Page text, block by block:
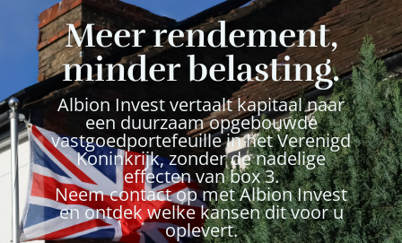
Meer rendement,
minder belasting.
Albion Invest vertaalt kapitaal naar
een duurzaam opgebouwde
vastgoedportefeuille in het Verenigd
Koninkrijk, zonder de nadelige
effecten van box 3.
Neem contact op met Albion Invest
en ontdek welke kansen dit voor u
oplevert.